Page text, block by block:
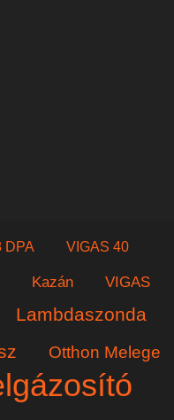
DPA VIGAS 40
Kazán
VIGAS
Lambdaszonda
Otthon Melege